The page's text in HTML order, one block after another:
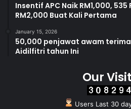
Insentif APC Naik RM1,000,
RM2,000 Buat Kali Pertama
January 15, 2026
50,000 penjawat awam terima
Aidilfitri tahun Ini
Our
Users Last 30